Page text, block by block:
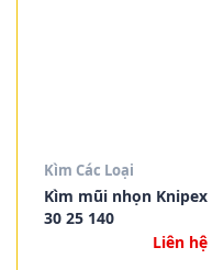
Kìm Các Loại
Kìm mũi nhọn Knipex
30 25 140
Liên hệ